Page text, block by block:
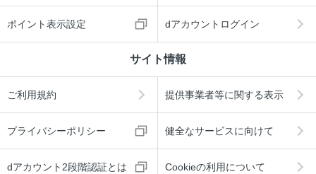
ポイント表示設定 dアカウントログイン
サイト情報
ご利用規約 提供事業者等に関する表示
プライバシーポリシー 健全なサービスに向けて
dアカウント2段階認証とは Cookieの利用について